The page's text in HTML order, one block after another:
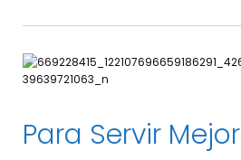
Para Servir Mejor